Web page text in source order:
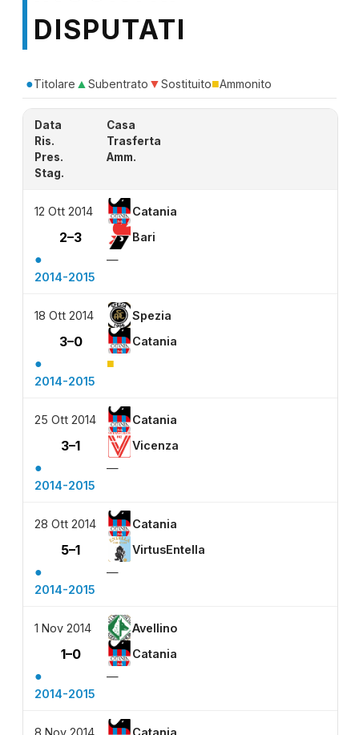
DISPUTATI
●Titolare ▲Subentrato ▼Sostituito■Ammonito
Data
Casa
Ris.
Trasferta
Pres.
Amm.
Stag.
12 Ott 2014 Catania
2–3 Bari
●
—
2014-2015
18 Ott 2014 Spezia
3–0 Catania
● ■
2014-2015
25 Ott 2014 Catania
3–1 Vicenza
●
—
2014-2015
28 Ott 2014 Catania
5–1 VirtusEntella
●
—
2014-2015
1 Nov 2014 Avellino
1–0 Catania
●
—
2014-2015
8 Nov 2014 Catania